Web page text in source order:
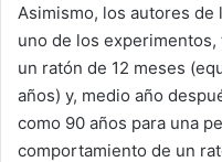
Asimismo, los autores
uno de los
un ratón de 12 meses
años) y, medio año
como 90 años para una
comportamiento de un